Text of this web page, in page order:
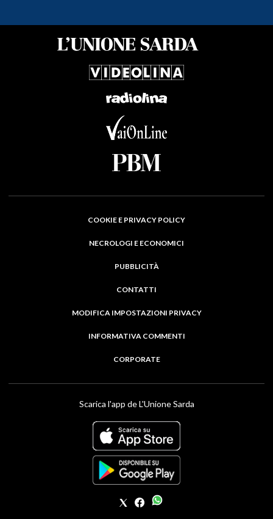
COOKIE E PRIVACY POLICY
NECROLOGI E ECONOMICI
PUBBLICITÀ
CONTATTI
MODIFICA IMPOSTAZIONI PRIVACY
INFORMATIVA COMMENTI
CORPORATE
Scarica l'app de L'Unione Sarda